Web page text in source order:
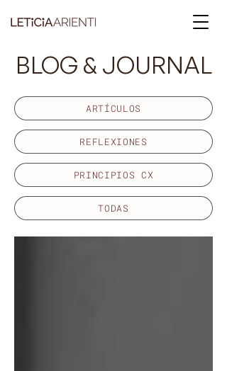
BLOG & JOURNAL
ARTÍCULOS
REFLEXIONES
PRINCIPIOS CX
TODAS